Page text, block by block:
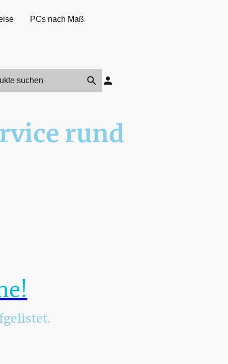
PCs nach Maß
rund